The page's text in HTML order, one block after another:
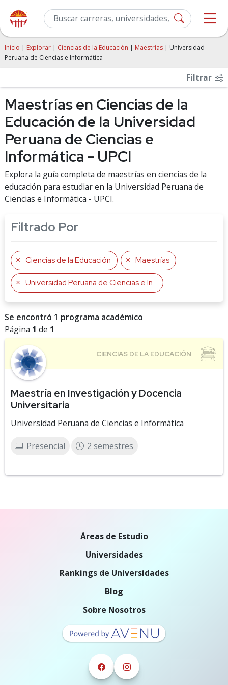
Inicio | Explorar | Ciencias de la Educación | Maestrías | Universidad
Peruana de Ciencias e Informática
Filtrar
Maestrías en Ciencias de la
Educación de la Universidad
Peruana de Ciencias e
Informática - UPCI
Explora la guía completa de maestrías en ciencias de la
educación para estudiar en la Universidad Peruana de
Ciencias e Informática - UPCI.
Filtrado Por
Ciencias de la Educación Maestrías
Universidad Peruana de Ciencias e Informática
Se encontró 1 programa académico
Página 1 de 1
Maestría en Investigación y Docencia
Universitaria
Universidad Peruana de Ciencias e Informática
Presencial 2 semestres
Áreas de Estudio
Universidades
Rankings de Universidades
Blog
Sobre Nosotros